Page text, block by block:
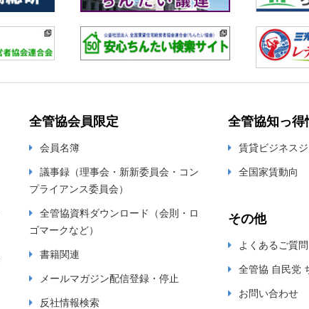
全管協会員限定
会員名簿
議事録（理事会・新新委員会・コン
プライアンス委員会）
全管協資料ダウンロード（会則・ロ
ゴマークなど）
書籍関連
メールマガジン配信登録・停止
反社情報検索
全管協知っ得
賃貸ビジネス
全国家賃動向
その他
よくあるご質問
全管協 自民党
お問い合わせ